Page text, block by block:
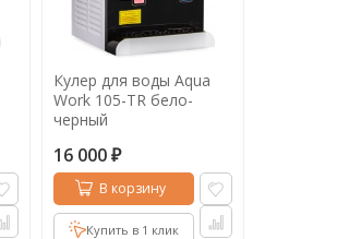
Кулер для воды Aqua
Work 105-TR бело-
черный
16 000 ₽
В корзину
Купить в 1 клик